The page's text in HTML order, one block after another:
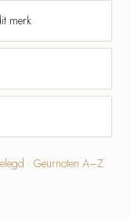
merk
· Geurnoten A–Z